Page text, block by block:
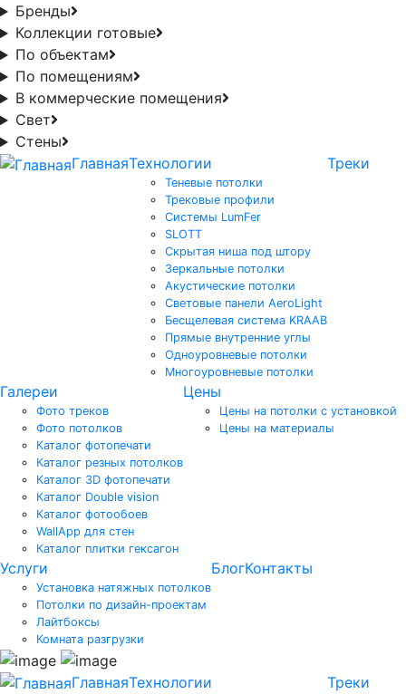
Бренды
Коллекции готовые
По объектам
По помещениям
В коммерческие помещения
Свет
Стены
ГлавнаяТехнологии
Теневые потолки
Трековые профили
Системы LumFer
SLOTT
Скрытая ниша под штору
Зеркальные потолки
Акустические потолки
Световые панели AeroLight
Бесщелевая система KRAAB
Прямые внутренние углы
Одноуровневые потолки
Многоуровневые потолки
Треки
Галереи
Фото треков
Фото потолков
Каталог фотопечати
Каталог резных потолков
Каталог 3D фотопечати
Каталог Double vision
Каталог фотообоев
WallApp для стен
Каталог плитки гексагон
Цены
Цены на потолки с установкой
Цены на материалы
Услуги
Установка натяжных потолков
Потолки по дизайн-проектам
Лайтбоксы
Комната разгрузки
БлогКонтакты
ГлавнаяТехнологии Треки